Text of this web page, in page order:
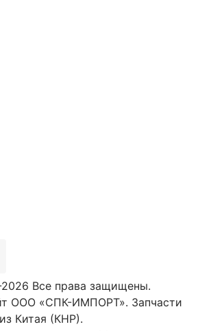
Все права защищены.
ООО «СПК-ИМПОРТ». Запчасти
Китая (КНР).